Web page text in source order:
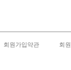
회원가입약관 회